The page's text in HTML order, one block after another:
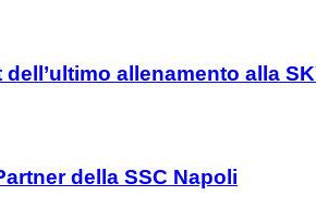
allenamento alla
della SSC Napoli